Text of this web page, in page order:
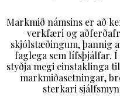
Markmið námsins er að
verkfæri og
skjólstæðingum, þannig
faglega sem lífsþjálfar.
styðja megi einstaklinga
markmiðasetningar,
sterkari